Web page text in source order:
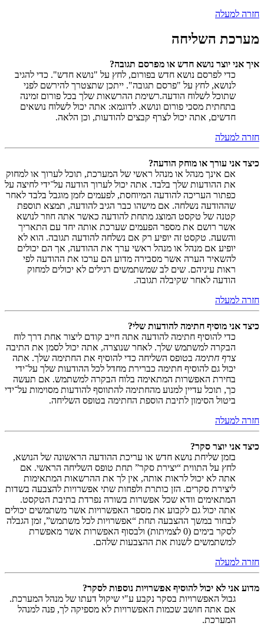
חזרה למעלה
מערכת השליחה
איך אני יוצר נושא חדש או מפרסם תגובה?
כדי לפרסם נושא חדש בפורום, לחץ על "נושא חדש". כדי להגיב
לנושא, לחץ על "פרסם תגובה". ייתכן שתצטרך להירשם לפני
שתוכל לשלוח הודעה.רשימת ההרשאות שלך בכל פורום זמינה
בתחתית מסכי פורום ונושא. לדוגמא: אתה יכול לשלוח נושאים
חדשים, אתה יכול לצרף קבצים להודעות, וכן הלאה.
חזרה למעלה
כיצד אני עורך או מוחק הודעה?
אם אינך מנהל או מנהל ראשי של המערכת, תוכל לערוך או למחוק
את ההודעות שלך בלבד. אתה יכול לערוך הודעה על־ידי לחיצה על
כפתור העריכה להודעה המיוחסת, לפעמים לזמן מוגבל בלבד לאחר
שההודעה נשלחה. אם מישהו כבר הגיב להודעה, תמצא תוספת
קטנה של טקסט המוצג מתחת להודעה כאשר אתה חוזר לנושא
אשר רושם את מספר הפעמים שערכת אותה יחד עם התאריך
והשעה. טקסט זה יופיע רק אם נשלחה להודעה תגובה. הוא לא
יופיע אם מנהל או מנהל ראשי ערך את ההודעה, אך הם יכולים
להשאיר הערה אשר מסבירה מדוע הם ערכו את ההודעה לפי
ראות עיניהם. שים לב שמשתמשים רגילים לא יכולים למחוק
הודעה לאחר שקיבלה תגובה.
חזרה למעלה
כיצד אני מוסיף חתימה להודעות שלי?
כדי להוסיף חתימה להודעה אתה חייב קודם ליצור אחת דרך לוח
הבקרה למשתמש שלך. לאחר שנוצרה, אתה יכול לסמן את התיבה
צרף חתימה בטופס השליחה כדי להוסיף את החתימה שלך. אתה
יכול גם להוסיף חתימה כברירת מחדל לכל ההודעות שלך על־ידי
בחירת האפשרות המתאימה בלוח הבקרה למשתמש. אם תעשה
כך, תוכל עדיין למנוע מהחתימה להתווסף להודעות מסוימות על־ידי
ביטול הסימון לתיבת הוספת החתימה בטופס השליחה.
חזרה למעלה
כיצד אני יוצר סקר?
בזמן שליחת נושא חדש או עריכת ההודעה הראשונה של הנושא,
לחץ על התווית “יצירת סקר” תחת טופס השליחה הראשי. אם
אתה לא יכול לראות אותה, אין לך את ההרשאות המתאימות
ליצירת סקרים. הזן כותרת ולפחות שתי אפשרויות להצבעה בשדות
המתאימים וודא שכל אפשרות בשורה נפרדת בתיבת הטקסט.
אתה יכול גם לקבוע את מספר האפשרויות אשר משתמשים יכולים
לבחור במשך ההצבעה תחת “אפשרויות לכל משתמש”, זמן הגבלה
לסקר בימים (0 לצמיתות) ולבסוף האפשרות אשר מאפשרת
למשתמשים לשנות את ההצבעות שלהם.
חזרה למעלה
מדוע אני לא יכול להוסיף אפשרויות נוספות לסקר?
גבול האפשרויות בסקר נקבע ע"י שיקול דעתו של מנהל המערכת.
אם אתה חושב שכמות האפשרויות לא מספיקה לך, פנה למנהל
המערכת.